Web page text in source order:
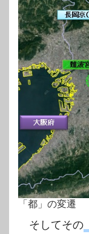
「都」の変遷
そしてその